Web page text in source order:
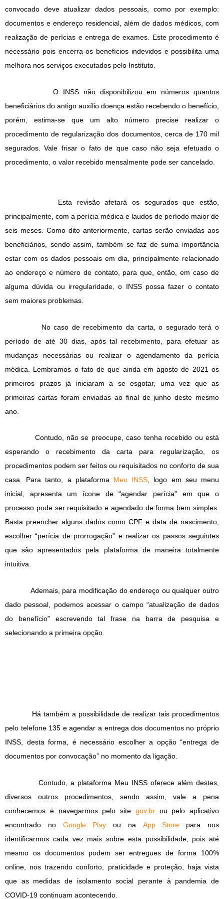
convocado deve atualizar dados pessoais, como por exemplo:
documentos e endereço residencial, além de dados médicos, com
realização de perícias e entrega de exames. Este procedimento é
necessário pois encerra os benefícios indevidos e possibilita uma
melhora nos serviços executados pelo Instituto.
O INSS não disponibilizou em números quantos
beneficiários do antigo auxílio doença estão recebendo o benefício,
porém, estima-se que um alto número precise realizar o
procedimento de regularização dos documentos, cerca de 170 mil
segurados. Vale frisar o fato de que caso não seja efetuado o
procedimento, o valor recebido mensalmente pode ser cancelado.
Esta revisão afetará os segurados que estão,
principalmente, com a perícia médica e laudos de período maior de
seis meses. Como dito anteriormente, cartas serão enviadas aos
beneficiários, sendo assim, também se faz de suma importância
estar com os dados pessoais em dia, principalmente relacionado
ao endereço e número de contato, para que, então, em caso de
alguma dúvida ou irregularidade, o INSS possa fazer o contato
sem maiores problemas.
No caso de recebimento da carta, o segurado terá o
período de até 30 dias, após tal recebimento, para efetuar as
mudanças necessárias ou realizar o agendamento da perícia
médica. Lembramos o fato de que ainda em agosto de 2021 os
primeiros prazos já iniciaram a se esgotar, uma vez que as
primeiras cartas foram enviadas ao final de junho deste mesmo
ano.
Contudo, não se preocupe, caso tenha recebido ou está
esperando o recebimento da carta para regularização, os
procedimentos podem ser feitos ou requisitados no conforto de sua
casa. Para tanto, a plataforma Meu INSS, logo em seu menu
inicial, apresenta um ícone de “agendar perícia” em que o
processo pode ser requisitado e agendado de forma bem simples.
Basta preencher alguns dados como CPF e data de nascimento,
escolher “perícia de prorrogação” e realizar os passos seguintes
que são apresentados pela plataforma de maneira totalmente
intuitiva.
Ademais, para modificação do endereço ou qualquer outro
dado pessoal, podemos acessar o campo “atualização de dados
do benefício” escrevendo tal frase na barra de pesquisa e
selecionando a primeira opção.
Há também a possibilidade de realizar tais procedimentos
pelo telefone 135 e agendar a entrega dos documentos no próprio
INSS, desta forma, é necessário escolher a opção “entrega de
documentos por convocação” no momento da ligação.
Contudo, a plataforma Meu INSS oferece além destes,
diversos outros procedimentos, sendo assim, vale a pena
conhecemos e navegarmos pelo site gov.brou pelo aplicativo
encontrado no Google Play ou na App Store para nos
identificarmos cada vez mais sobre esta possibilidade, pois até
mesmo os documentos podem ser entregues de forma 100%
online, nos trazendo conforto, praticidade e proteção, haja vista
que as medidas de isolamento social perante à pandemia de
COVID-19 continuam acontecendo.